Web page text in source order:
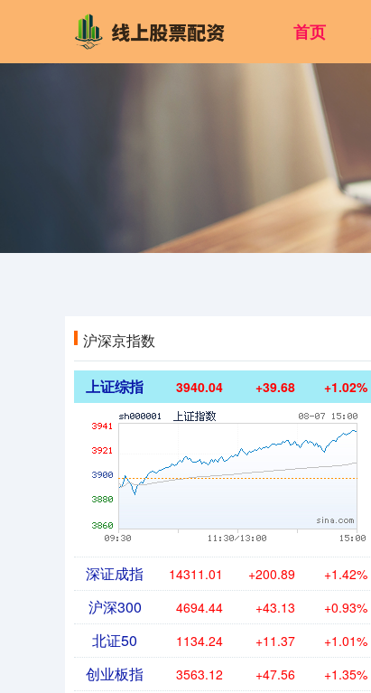
首页
沪深京指数
上证综指 3940.04 +39.68 +1.02%
深证成指 14311.01 +200.89 +1.42%
沪深300 4694.44 +43.13 +0.93%
北证50 1134.24 +11.37 +1.01%
创业板指 3563.12 +47.56 +1.35%